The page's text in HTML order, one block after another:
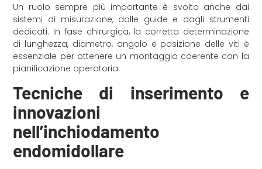
Un ruolo sempre più importante è svolto anche dai
sistemi di misurazione, dalle guide e dagli strumenti
dedicati. In fase chirurgica, la corretta determinazione
di lunghezza, diametro, angolo e posizione delle viti è
essenziale per ottenere un montaggio coerente con la
pianificazione operatoria.
Tecniche di inserimento e
innovazioni
nell’inchiodamento
endomidollare